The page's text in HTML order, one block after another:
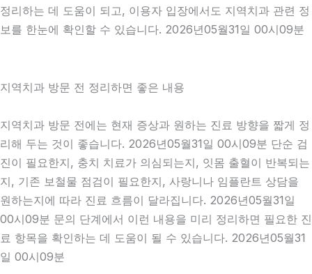
정리하는 데 도움이 되고, 이용자 입장에서도 지역치과 관련 정
보를 한눈에 확인할 수 있습니다. 2026년05월31일 00시09분
지역치과 방문 전 정리하면 좋은 내용
지역치과 방문 전에는 현재 증상과 원하는 진료 방향을 짧게 정
리해 두는 것이 좋습니다. 2026년05월31일 00시09분 단순 검
진이 필요한지, 충치 치료가 의심되는지, 잇몸 출혈이 반복되는
지, 기존 보철물 점검이 필요한지, 사랑니나 임플란트 상담을
원하는지에 따라 진료 흐름이 달라집니다. 2026년05월31일
00시09분 문의 단계에서 이런 내용을 미리 정리하면 필요한 진
료 항목을 확인하는 데 도움이 될 수 있습니다. 2026년05월31
일 00시09분